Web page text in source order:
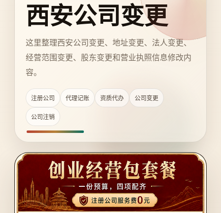
西安公司变更
这里整理西安公司变更、地址变更、法人变更、
经营范围变更、股东变更和营业执照信息修改内
容。
注册公司 代理记账 资质代办 公司变更
公司注销